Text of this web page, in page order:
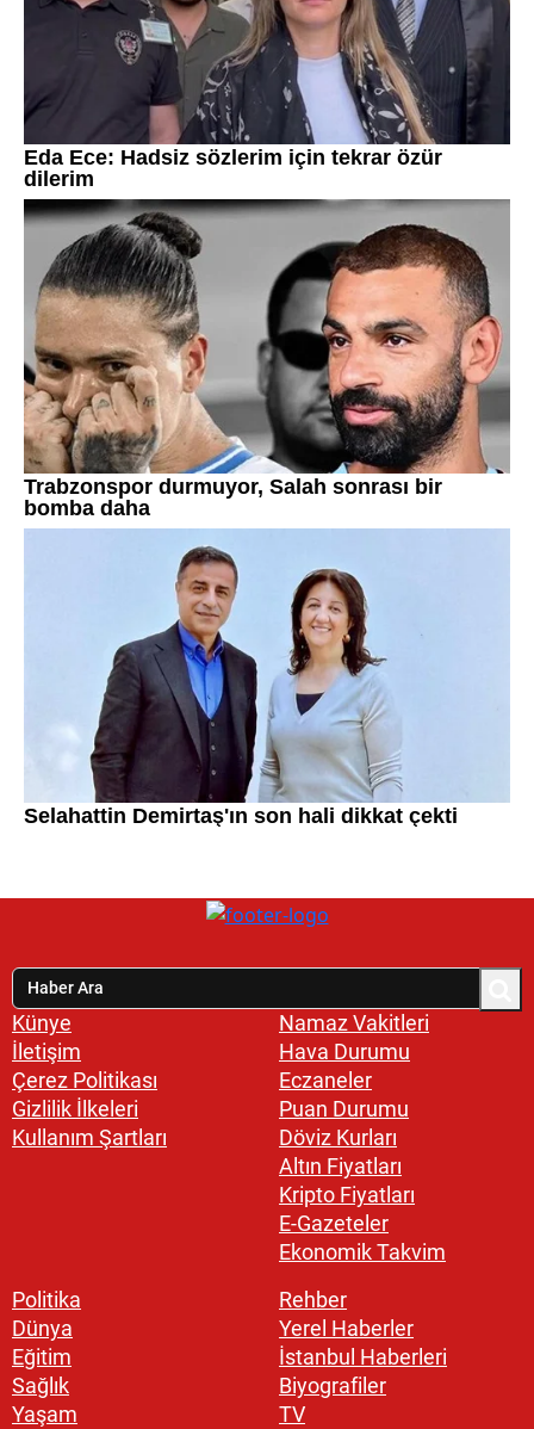
Künye
İletişim
Çerez Politikası
Gizlilik İlkeleri
Kullanım Şartları
Namaz Vakitleri
Hava Durumu
Eczaneler
Puan Durumu
Döviz Kurları
Altın Fiyatları
Kripto Fiyatları
E-Gazeteler
Ekonomik Takvim
Politika
Dünya
Eğitim
Sağlık
Yaşam
Rehber
Yerel Haberler
İstanbul Haberleri
Biyografiler
TV